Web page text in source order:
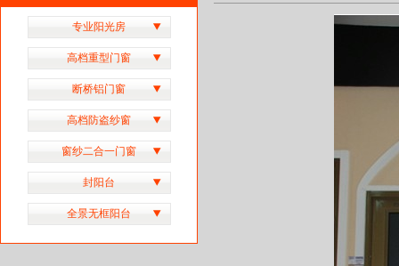
专业阳光房
高档重型门窗
断桥铝门窗
高档防盗纱窗
窗纱二合一门窗
封阳台
全景无框阳台